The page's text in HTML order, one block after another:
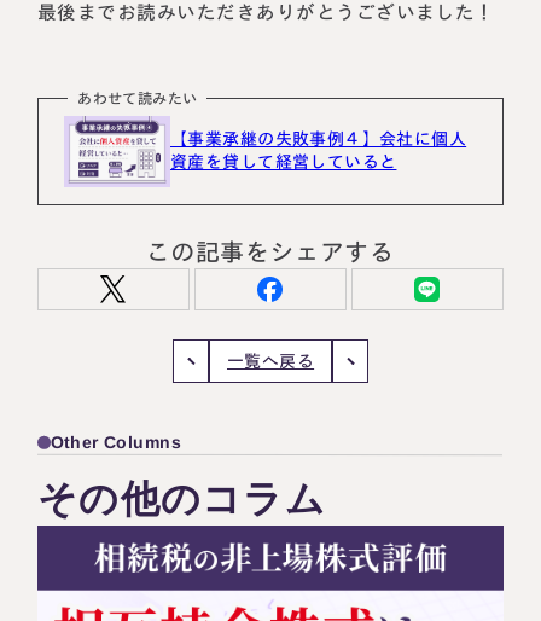
最後までお読みいただきありがとうございました！
あわせて読みたい
【事業承継の失敗事例４】会社に個人
資産を貸して経営していると
この記事をシェアする
一覧へ戻る
Other Columns
その他のコラム